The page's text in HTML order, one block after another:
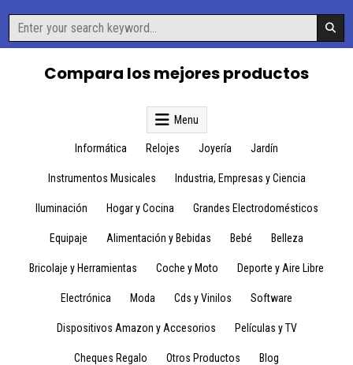
content
Search
for:
Compara los mejores productos
Menu
Informática Relojes Joyería Jardín
Instrumentos Musicales Industria, Empresas y Ciencia
Iluminación Hogar y Cocina Grandes Electrodomésticos
Equipaje Alimentación y Bebidas Bebé Belleza
Bricolaje y Herramientas Coche y Moto Deporte y Aire Libre
Electrónica Moda Cds y Vinilos Software
Dispositivos Amazon y Accesorios Películas y TV
Cheques Regalo Otros Productos Blog